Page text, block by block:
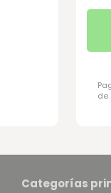
de
Categorías